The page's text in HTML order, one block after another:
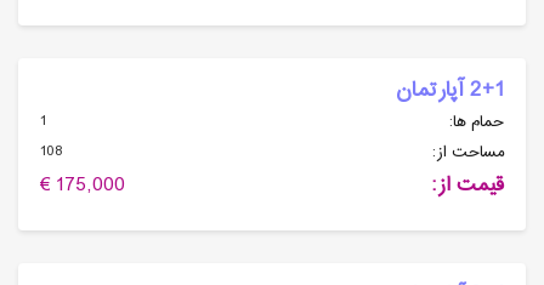
2+1 آپارتمان
حمام ها:
1
مساحت از:
108
قیمت از: 175,000 €